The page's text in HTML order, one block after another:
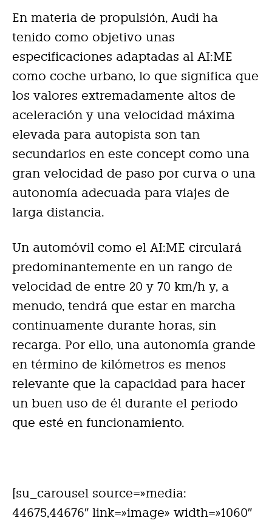
En materia de propulsión, Audi ha
tenido como objetivo unas
especificaciones adaptadas al AI:ME
como coche urbano, lo que significa que
los valores extremadamente altos de
aceleración y una velocidad máxima
elevada para autopista son tan
secundarios en este concept como una
gran velocidad de paso por curva o una
autonomía adecuada para viajes de
larga distancia.
Un automóvil como el AI:ME circulará
predominantemente en un rango de
velocidad de entre 20 y 70 km/h y, a
menudo, tendrá que estar en marcha
continuamente durante horas, sin
recarga. Por ello, una autonomía grande
en término de kilómetros es menos
relevante que la capacidad para hacer
un buen uso de él durante el periodo
que esté en funcionamiento.
[su_carousel source=»media:
44675,44676″ link=»image» width=»1060″